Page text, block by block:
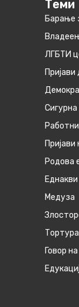
Теми
Барање
ЛГБТИ
Сигурна
Пријави
Родова
Медуза
Говор